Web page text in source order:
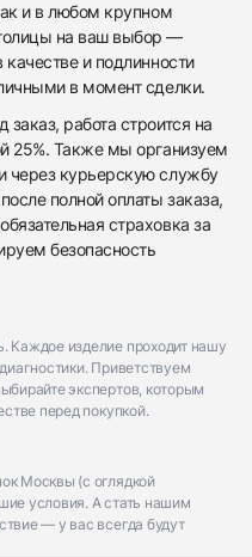
и в любом крупном
на ваш выбор —
и подлинности
в момент сделки.
работа строится на
25%. Также мы организуем
через курьерскую службу
полной оплаты заказа,
страховка за
безопасность
Каждое изделие проходит нашу
Приветствуем
экспертов, которым
перед покупкой.
Москвы (с оглядкой
условия. А стать нашим
— у вас всегда будут